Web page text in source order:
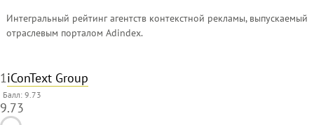
Интегральный рейтинг агентств контекстной рекламы, выпускаемый
отраслевым порталом Adindex.
1iConText Group
Балл: 9.73
9.73